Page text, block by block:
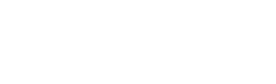
Điều này hứa hẹn sẽ giúp bạn được thưởng thức những cảnh